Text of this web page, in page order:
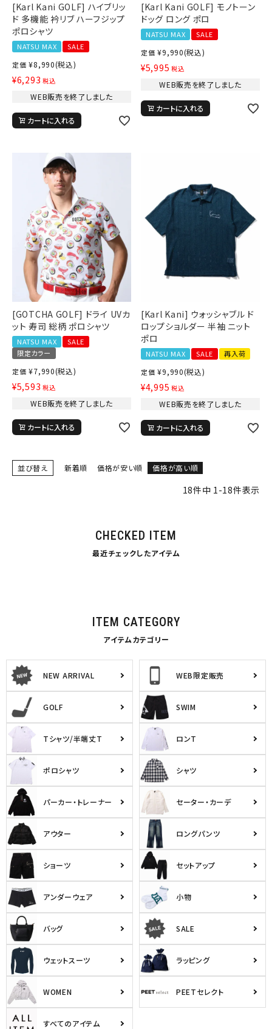
キーワードから探す
円 ～
カテゴリ
サイズ
S
M
XL
XXL
XXXL
29inc
30inc
38inc
40inc
カラー
絞り込んで検索する
[Karl Kani GOLF] ハイブリッ
ド 多機能 衿リブ ハーフジップ
ポロシャツ
NATSU MAX
SALE
定価 ¥8,990(税込)
¥6,293 税込
WEB販売を終了しました
カートに入れる
[Karl Kani GOLF] モノトーン
ドッグ ロング ポロ
NATSU MAX
SALE
定価 ¥9,990(税込)
¥5,995 税込
WEB販売を終了しました
カートに入れる
[GOTCHA GOLF] ドライ UVカ
ット 寿司 総柄 ポロシャツ
NATSU MAX
SALE
限定カラー
定価 ¥7,990(税込)
¥5,593 税込
WEB販売を終了しました
カートに入れる
[Karl Kani] ウォッシャブル ド
ロップショルダー 半袖 ニット
ポロ
NATSU MAX SALE
再入荷
定価 ¥9,990(税込)
¥4,995 税込
WEB販売を終了しました
カートに入れる
並び替え 新着順 価格が安い順 価格が高い順
18件中 1-18件表示
CHECKED ITEM
最近チェックしたアイテム
ITEM CATEGORY
アイテムカテゴリー
NEW ARRIVAL WEB限定販売
GOLF SWIM
Tシャツ/半端丈T ロンT
ポロシャツ シャツ
パーカー・トレーナー セーター・カーデ
アウター ロングパンツ
ショーツ セットアップ
アンダーウェア 小物
バッグ SALE
ウェットスーツ ラッピング
WOMEN PEETセレクト
すべてのアイテム